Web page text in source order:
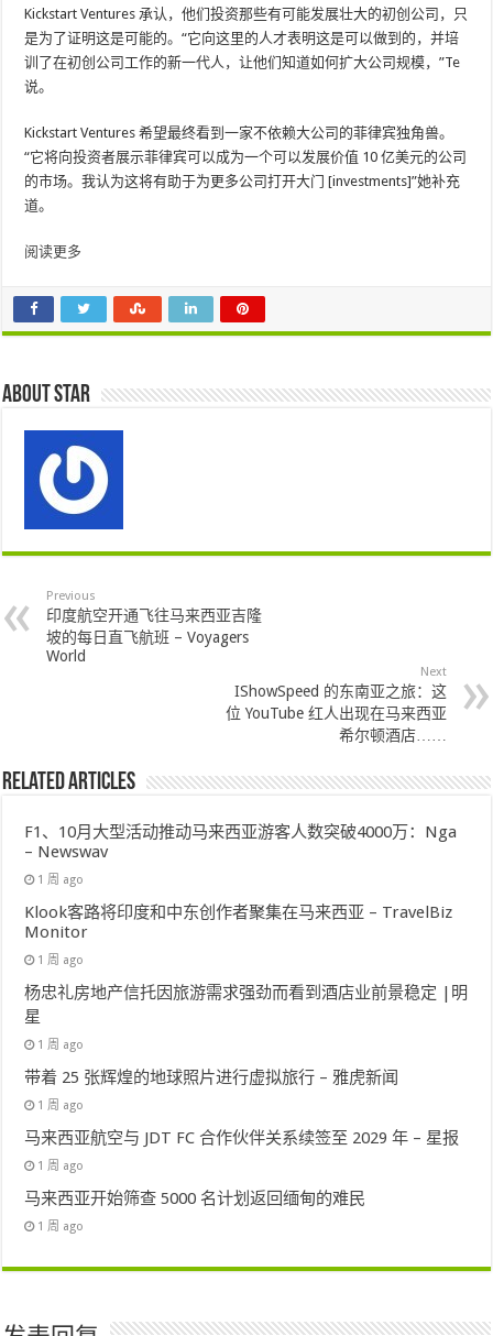
Kickstart Ventures 承认，他们投资那些有可能发展壮大的初创公司，只
是为了证明这是可能的。“它向这里的人才表明这是可以做到的，并培
训了在初创公司工作的新一代人，让他们知道如何扩大公司规模，”Te
说。
Kickstart Ventures 希望最终看到一家不依赖大公司的菲律宾独角兽。
“它将向投资者展示菲律宾可以成为一个可以发展价值 10 亿美元的公司
的市场。我认为这将有助于为更多公司打开大门 [investments]”她补充
道。
阅读更多
About star
Previous
印度航空开通飞往马来西亚吉隆
坡的每日直飞航班 – Voyagers
World
Next
IShowSpeed 的东南亚之旅：这
位 YouTube 红人出现在马来西亚
希尔顿酒店……
Related Articles
F1、10月大型活动推动马来西亚游客人数突破4000万：Nga
– Newswav
1 周 ago
Klook客路将印度和中东创作者聚集在马来西亚 – TravelBiz
Monitor
1 周 ago
杨忠礼房地产信托因旅游需求强劲而看到酒店业前景稳定 |明
星
1 周 ago
带着 25 张辉煌的地球照片进行虚拟旅行 – 雅虎新闻
1 周 ago
马来西亚航空与 JDT FC 合作伙伴关系续签至 2029 年 – 星报
1 周 ago
马来西亚开始筛查 5000 名计划返回缅甸的难民
1 周 ago